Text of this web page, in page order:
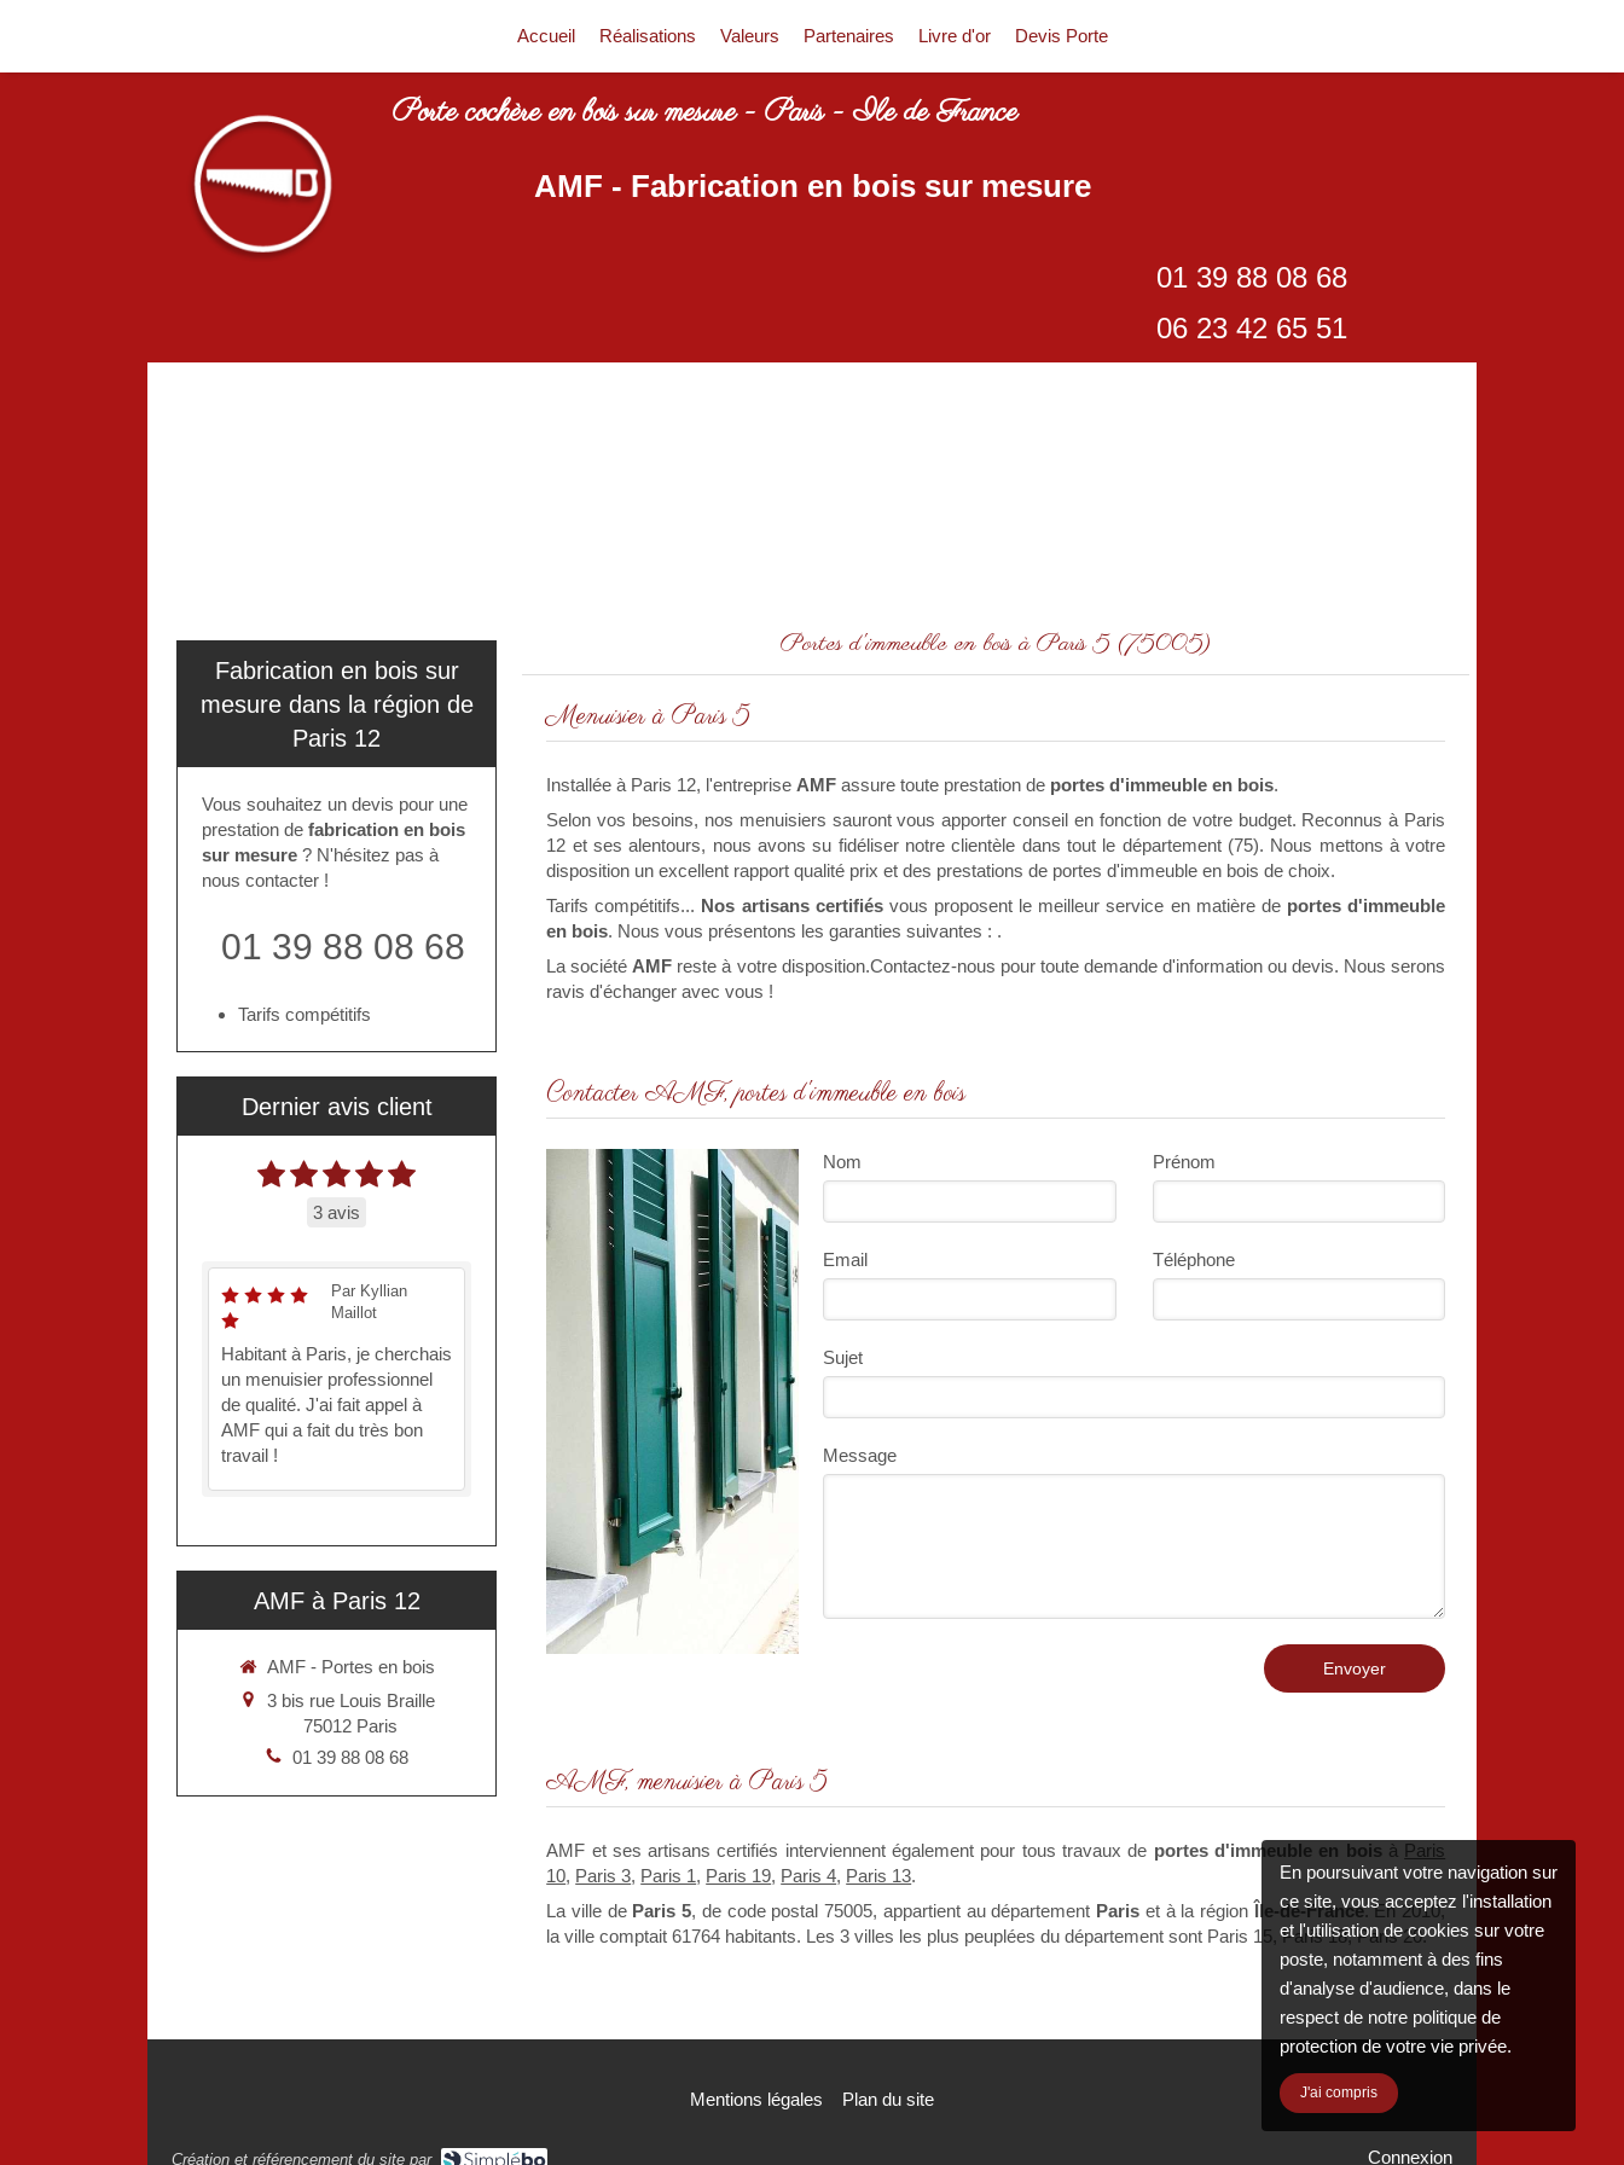
Accueil Réalisations Valeurs Partenaires Livre d'or Devis Porte
Porte cochère en bois sur mesure - Paris - Ile de France
AMF - Fabrication en bois sur mesure
01 39 88 08 68
06 23 42 65 51
Portes d'immeuble en bois à Paris 5 (75005)
Menuisier à Paris 5
Installée à Paris 12, l'entreprise AMF assure toute prestation de portes d'immeuble en bois.
Selon vos besoins, nos menuisiers sauront vous apporter conseil en fonction de votre budget. Reconnus à Paris
12 et ses alentours, nous avons su fidéliser notre clientèle dans tout le département (75). Nous mettons à votre
disposition un excellent rapport qualité prix et des prestations de portes d'immeuble en bois de choix.
Tarifs compétitifs... Nos artisans certifiésvous proposent le meilleur service en matière de portes d'immeuble
en bois. Nous vous présentons les garanties suivantes : .
La société AMF reste à votre disposition.Contactez-nous pour toute demande d'information ou devis. Nous serons
ravis d'échanger avec vous !
Contacter AMF, portes d'immeuble en bois
Nom Prénom
Email Téléphone
Sujet
Message
Envoyer
AMF, menuisier à Paris 5
AMF et ses artisans certifiés interviennent également pour tous travaux de portes d'immeuble en boisà Paris
10, Paris 3, Paris 1, Paris 19, Paris 4, Paris 13.
La ville de Paris 5, de code postal 75005, appartient au département Paris et à la région Île-de-France. En 2010,
la ville comptait 61764 habitants. Les 3 villes les plus peuplées du département sont Paris 15, Paris 18, Paris 20.
Fabrication en bois sur
mesure dans la région de
Paris 12
Vous souhaitez un devis pour une
prestation defabrication en bois
sur mesure ? N'hésitez pas à
nous contacter !
01 39 88 08 68
Tarifs compétitifs
Dernier avis client
3 avis
Par Kyllian
Maillot
Habitant à Paris, je cherchais
un menuisier professionnel
de qualité. J'ai fait appel à
AMF qui a fait du très bon
travail !
AMF à Paris 12
AMF - Portes en bois
3 bis rue Louis Braille
75012 Paris
01 39 88 08 68
Mentions légales Plan du site
Création et référencement du site par Connexion
En poursuivant votre navigation sur
ce site, vous acceptez l'installation
et l'utilisation de cookies sur votre
poste, notamment à des fins
d'analyse d'audience, dans le
respect de notre politique de
protection de votre vie privée.
J'ai compris